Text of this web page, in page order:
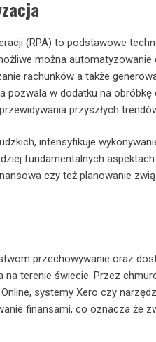
(RPA) to podstawowe
można automatyzowanie
rachunków a także
pozwala w dodatku na obróbkę
przyszłych
intensyfikuje
fundamentalnych
czy też planowanie
przechowywanie oraz
terenie świecie. Przez
systemy Xero czy
finansami, co oznacza że